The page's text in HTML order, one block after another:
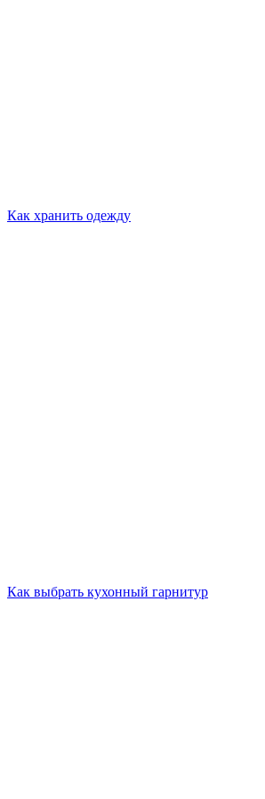
Как хранить одежду
Как выбрать кухонный гарнитур